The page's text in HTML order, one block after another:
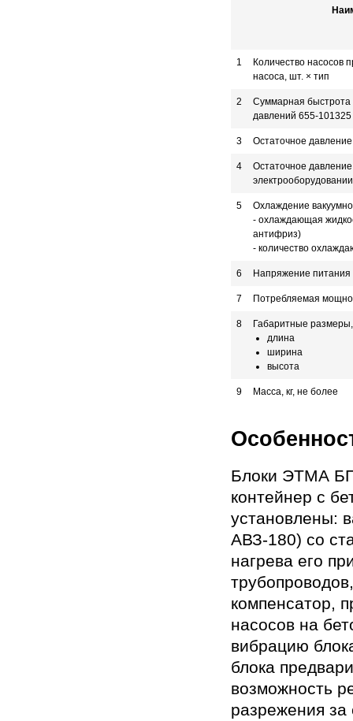
1
Количество насосов
насоса, шт. × тип
2
Суммарная быстрота
давлений 655-
3 Остаточное
4
Остаточное
5
Охлаждение
- охлаждающая
антифриз)
- количество
6 Напряжение питания
7 Потребляемая
8
Габаритные
длина
ширина
высота
9 Масса, кг, не более
Блоки ЭТМА
контейнер с
установлены:
АВЗ-180) со
нагрева его
компенсатор,
насосов на
вибрацию
блока
возможность
разрежения за